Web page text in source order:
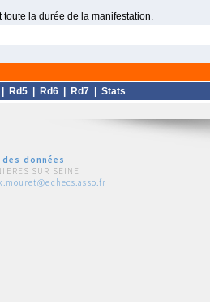
la durée de la manifestation.
Rd5 Rd6 Rd7 Stats
données
SUR SEINE